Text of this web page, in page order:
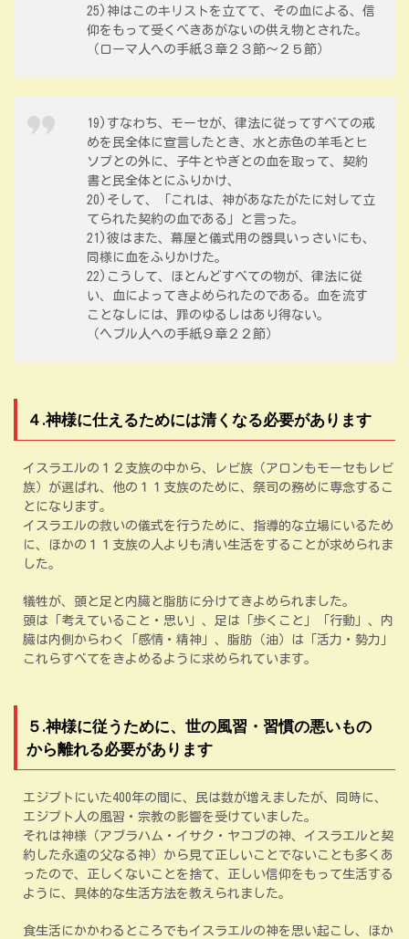
25)神はこのキリストを立てて、その血による、信
仰をもって受くべきあがないの供え物とされた。
（ローマ人への手紙３章２３節～２５節）
19)すなわち、モーセが、律法に従ってすべての戒
めを民全体に宣言したとき、水と赤色の羊毛とヒ
ソプとの外に、子牛とやぎとの血を取って、契約
書と民全体とにふりかけ、
20)そして、「これは、神があなたがたに対して立
てられた契約の血である」と言った。
21)彼はまた、幕屋と儀式用の器具いっさいにも、
同様に血をふりかけた。
22)こうして、ほとんどすべての物が、律法に従
い、血によってきよめられたのである。血を流す
ことなしには、罪のゆるしはあり得ない。
（ヘブル人への手紙９章２２節）
４.神様に仕えるためには清くなる必要があります
イスラエルの１２支族の中から、レビ族（アロンもモーセもレビ
族）が選ばれ、他の１１支族のために、祭司の務めに専念するこ
とになります。
イスラエルの救いの儀式を行うために、指導的な立場にいるため
に、ほかの１１支族の人よりも清い生活をすることが求められま
した。
犠牲が、頭と足と内臓と脂肪に分けてきよめられました。
頭は「考えていること・思い」、足は「歩くこと」「行動」、内
臓は内側からわく「感情・精神」、脂肪（油）は「活力・勢力」
これらすべてをきよめるように求められています。
５.神様に従うために、世の風習・習慣の悪いもの
から離れる必要があります
エジプトにいた400年の間に、民は数が増えましたが、同時に、
エジプト人の風習・宗教の影響を受けていました。
それは神様（アブラハム・イサク・ヤコブの神、イスラエルと契
約した永遠の父なる神）から見て正しいことでないことも多くあ
ったので、正しくないことを捨て、正しい信仰をもって生活する
ように、具体的な生活方法を教えられました。
食生活にかかわるところでもイスラエルの神を思い起こし、ほか